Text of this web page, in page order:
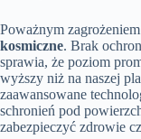
Poważnym
kosmiczne. Brak
sprawia, że poziom
wyższy niż na naszej
zaawansowane
schronień pod
zabezpieczyć zdrowie